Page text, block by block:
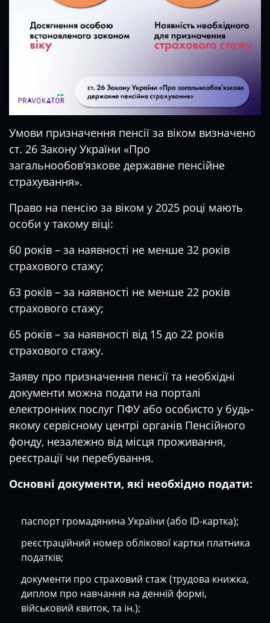
Умови призначення пенсії за віком визначено
ст. 26 Закону України «Про
загальнообов’язкове державне пенсійне
страхування».
Право на пенсію за віком у 2025 році мають
особи у такому віці:
60 років – за наявності не менше 32 років
страхового стажу;
63 років – за наявності не менше 22 років
страхового стажу;
65 років – за наявності від 15 до 22 років
страхового стажу.
Заяву про призначення пенсії та необхідні
документи можна подати на порталі
електронних послуг ПФУ або особисто у будь-
якому сервісному центрі органів Пенсійного
фонду, незалежно від місця проживання,
реєстрації чи перебування.
Основні документи, які необхідно подати:
паспорт громадянина України (або ID-картка);
реєстраційний номер облікової картки платника
податків;
документи про страховий стаж (трудова книжка,
диплом про навчання на денній формі,
військовий квиток, та ін.);